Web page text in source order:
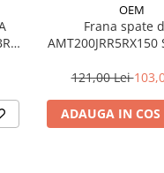
OEM
Frana spate
121,00 Lei
ADAUGA IN COS